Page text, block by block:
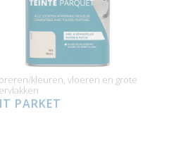
kleuren, vloeren en grote
PARKET